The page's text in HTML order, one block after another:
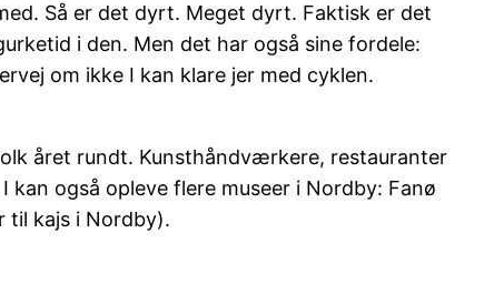
Så er det dyrt. Meget dyrt. Faktisk er det
i den. Men det har også sine fordele:
om ikke I kan klare jer med cyklen.
året rundt. Kunsthåndværkere, restauranter
også opleve flere museer i Nordby: Fanø
til kajs i Nordby).